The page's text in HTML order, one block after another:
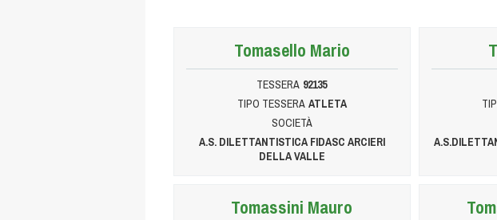
Tomasello Mario
TESSERA 92135
TIPO TESSERA ATLETA
SOCIETÀ
A.S. DILETTANTISTICA FIDASC ARCIERI
DELLA VALLE
Tomassini Mauro